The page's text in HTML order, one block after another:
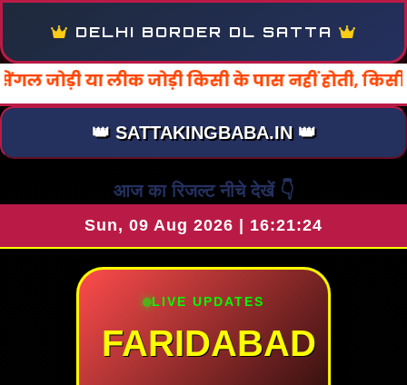
DELHI BORDER DL SATTA
किसी के पास नहीं होती, किसी के बहकावे में न आये।
👑 SATTAKINGBABA.IN 👑
आज का रिजल्ट नीचे देखें 👇
Sun, 09 Aug 2026 | 16:21:27
LIVE UPDATES
FARIDABAD